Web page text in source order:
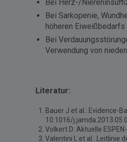
Bei Herz-/
Bei Sarkopenie,
höheren
Bei
Verwendung von
Literatur:
Bauer J et al.: Evidence-
10.1016/
Volkert D: Aktuelle
Valentini L et al.: Leitlinie